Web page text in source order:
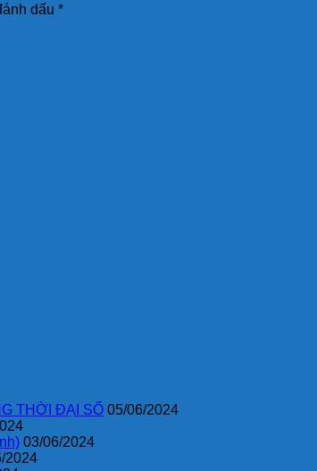
dấu *
THỜI ĐẠI SỐ 05/06/2024
03/06/2024
2024